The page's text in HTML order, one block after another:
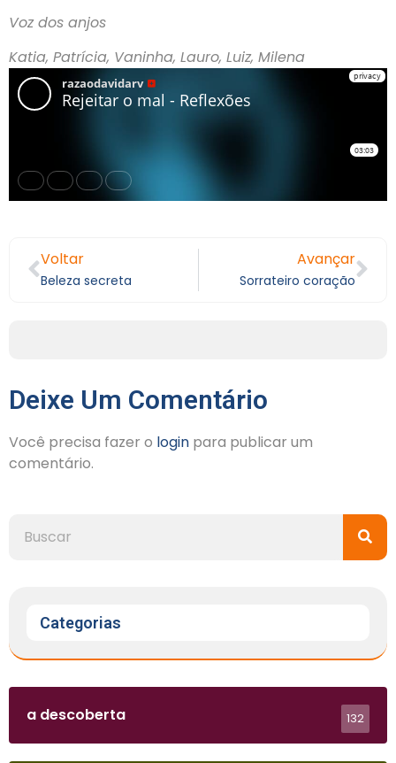
Voz dos anjos
Katia, Patrícia, Vaninha, Lauro, Luiz, Milena
Voltar
Beleza secreta
Avançar
Sorrateiro coração
Deixe Um Comentário
Você precisa fazer o login para publicar um
comentário.
Categorias
a descoberta 132